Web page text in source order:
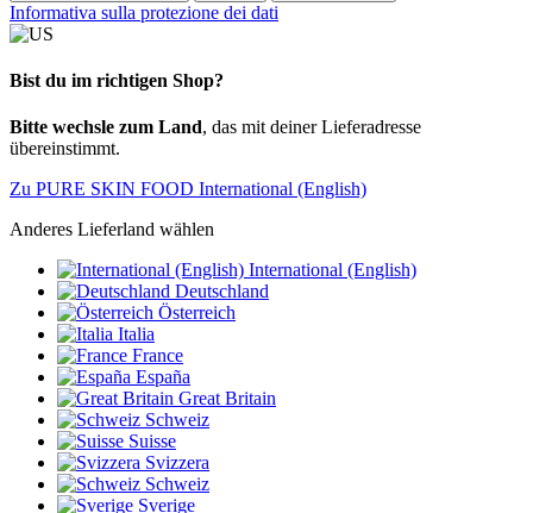
Informativa sulla protezione dei dati
Bist du im richtigen Shop?
Bitte wechsle zum Land, das mit deiner Lieferadresse
übereinstimmt.
Zu PURE SKIN FOOD International (English)
Anderes Lieferland wählen
International (English)
Deutschland
Österreich
Italia
France
España
Great Britain
Schweiz
Suisse
Svizzera
Schweiz
Sverige